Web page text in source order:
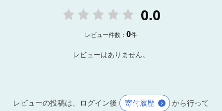
0.0
レビュー件数：0件
レビューはありません。
レビューの投稿は、ログイン後 寄付履歴
から行って